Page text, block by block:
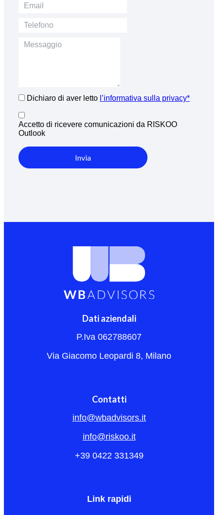
Dichiaro di aver letto l’informativa sulla privacy*
Accetto di ricevere comunicazioni da RISKOO
Outlook
Invia
Dati aziendali
P.Iva 062788607
Via Giacomo Leopardi 8, Milano
Contatti
info@wbadvisors.it
info@riskoo.it
+39 0422 331349
Link rapidi